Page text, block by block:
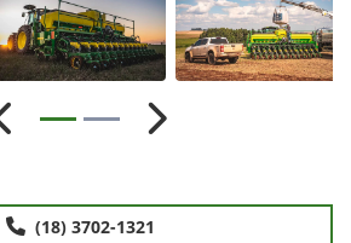
Anterior Próximo
(18) 3702-1321